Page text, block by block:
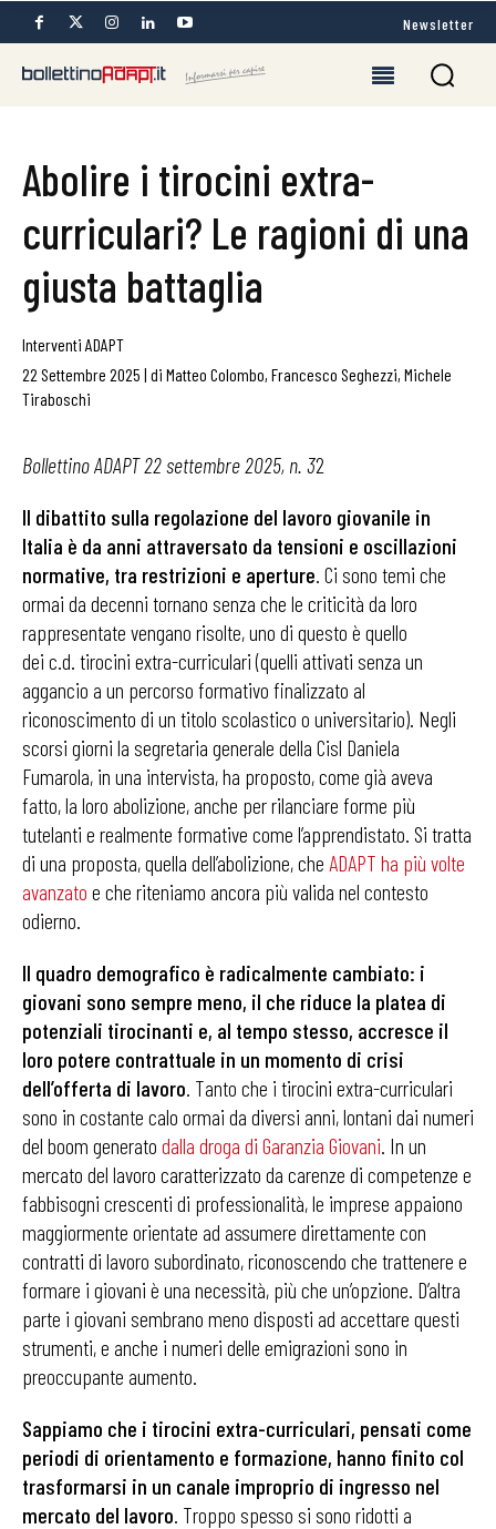
Newsletter
Abolire i tirocini extra-
curriculari? Le ragioni di una
giusta battaglia
Interventi ADAPT
22 Settembre 2025 | di Matteo Colombo, Francesco Seghezzi, Michele
Tiraboschi
Bollettino ADAPT 22 settembre 2025, n. 32
Il dibattito sulla regolazione del lavoro giovanile in
Italia è da anni attraversato da tensioni e oscillazioni
normative, tra restrizioni e aperture. Ci sono temi che
ormai da decenni tornano senza che le criticità da loro
rappresentate vengano risolte, uno di questo è quello
dei c.d. tirocini extra-curriculari (quelli attivati senza un
aggancio a un percorso formativo finalizzato al
riconoscimento di un titolo scolastico o universitario). Negli
scorsi giorni la segretaria generale della Cisl Daniela
Fumarola, in una intervista, ha proposto, come già aveva
fatto, la loro abolizione, anche per rilanciare forme più
tutelanti e realmente formative come l’apprendistato. Si tratta
di una proposta, quella dell’abolizione, che ADAPT ha più volte
avanzato e che riteniamo ancora più valida nel contesto
odierno.
Il quadro demografico è radicalmente cambiato: i
giovani sono sempre meno, il che riduce la platea di
potenziali tirocinanti e, al tempo stesso, accresce il
loro potere contrattuale in un momento di crisi
dell’offerta di lavoro. Tanto che i tirocini extra-curriculari
sono in costante calo ormai da diversi anni, lontani dai numeri
del boom generato dalla droga di Garanzia Giovani. In un
mercato del lavoro caratterizzato da carenze di competenze e
fabbisogni crescenti di professionalità, le imprese appaiono
maggiormente orientate ad assumere direttamente con
contratti di lavoro subordinato, riconoscendo che trattenere e
formare i giovani è una necessità, più che un’opzione. D’altra
parte i giovani sembrano meno disposti ad accettare questi
strumenti, e anche i numeri delle emigrazioni sono in
preoccupante aumento.
Sappiamo che i tirocini extra-curriculari, pensati come
periodi di orientamento e formazione, hanno finito col
trasformarsi in un canale improprio di ingresso nel
mercato del lavoro. Troppo spesso si sono ridotti a